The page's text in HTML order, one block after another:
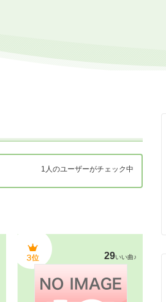
1人のユーザーがチェック中
29いい曲♪